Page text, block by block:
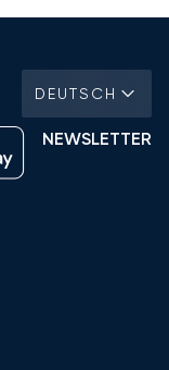
DEUTSCH
NEWSLETTER